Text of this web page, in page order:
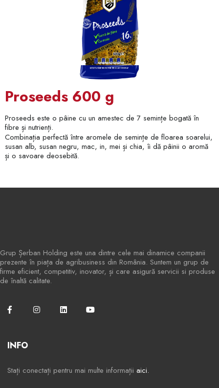
Proseeds 600 g
Proseeds este o pâine cu un amestec de 7 semințe bogată în
fibre și nutrienți.
Combinația perfectă între aromele de semințe de floarea soarelui,
susan alb, susan negru, mac, in, mei și chia, îi dă pâinii o aromă
și o savoare deosebită.
Grup Șerban Holding este una dintre cele mai dinamice companii
prezente în piața de agribusiness din România. Suntem un grup de
firme eficient, competitiv, inovator, și care asigură servicii si produse
de înaltă calitate.
INFO
Stați conectați pentru mai multe informații aici.